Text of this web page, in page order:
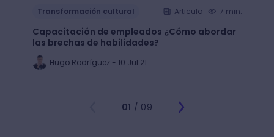
Transformación cultural Articulo 7 min.
Capacitación de empleados ¿Cómo abordar
las brechas de habilidades?
Hugo Rodríguez - 10 Jul 21
01 / 09